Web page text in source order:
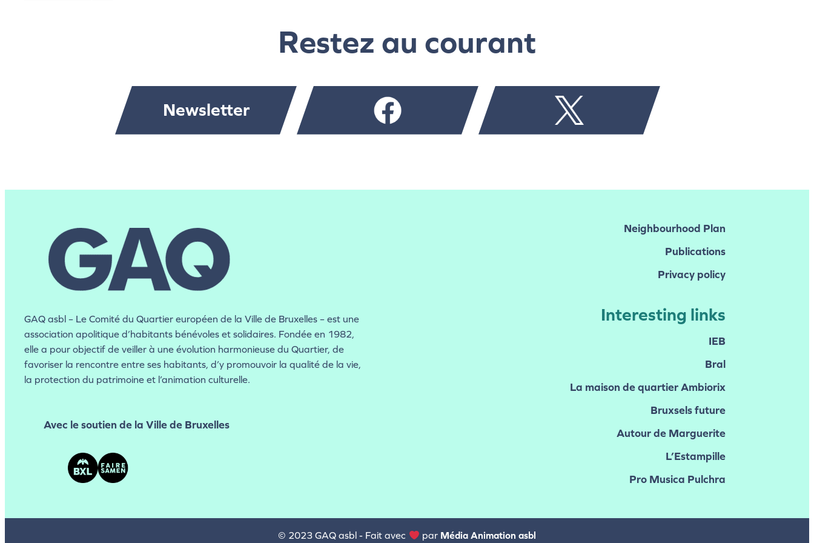
Restez au courant
Newsletter
GAQ asbl – Le Comité du Quartier européen de la Ville de Bruxelles – est une
association apolitique d’habitants bénévoles et solidaires. Fondée en 1982,
elle a pour objectif de veiller à une évolution harmonieuse du Quartier, de
favoriser la rencontre entre ses habitants, d’y promouvoir la qualité de la vie,
la protection du patrimoine et l’animation culturelle.
Avec le soutien de la Ville de Bruxelles
Neighbourhood Plan
Publications
Privacy policy
Interesting links
IEB
Bral
La maison de quartier Ambiorix
Bruxsels future
Autour de Marguerite
L’Estampille
Pro Musica Pulchra
© 2023 GAQ asbl - Fait avec par Média Animation asbl